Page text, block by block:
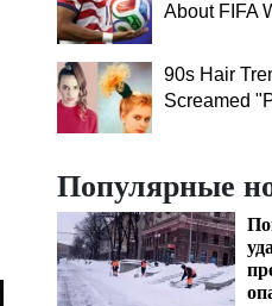
About FIFA
90s Hair
Screamed
Популярные